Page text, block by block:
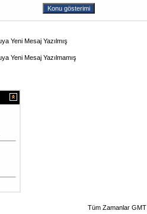
Yeni Mesaj Yazılmış
Yeni Mesaj Yazılmamış
Tüm Zamanlar